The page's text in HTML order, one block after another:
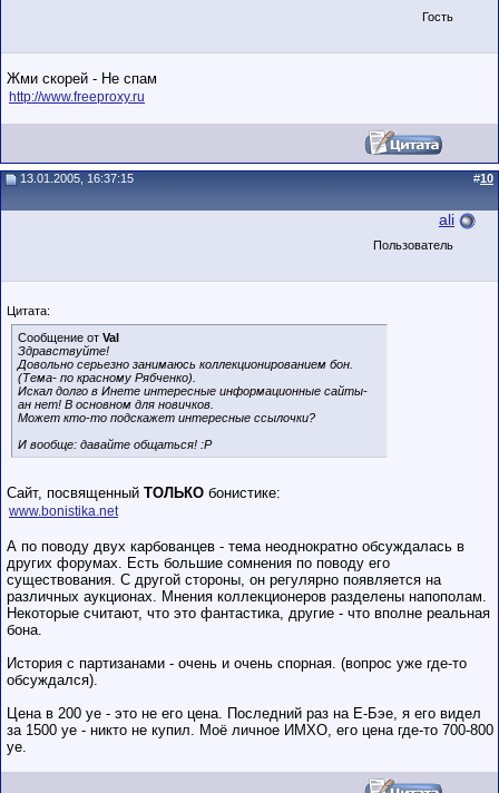
Гость
Жми скорей - Не спам
http://www.freeproxy.ru
13.01.2005, 16:37:15 #10
ali
Пользователь
Цитата:
Сообщение от Val
Здравствуйте!
Довольно серьезно занимаюсь коллекционированием бон.
(Тема- по красному Рябченко).
Искал долго в Инете интересные информационные сайты-
ан нет! В основном для новичков.
Может кто-то подскажет интересные ссылочки?
И вообще: давайте общаться! :P
Сайт, посвященный ТОЛЬКО бонистике:
www.bonistika.net
А по поводу двух карбованцев - тема неоднократно обсуждалась в
других форумах. Есть большие сомнения по поводу его
существования. С другой стороны, он регулярно появляется на
различных аукционах. Мнения коллекционеров разделены напополам.
Некоторые считают, что это фантастика, другие - что вполне реальная
бона.
История с партизанами - очень и очень спорная. (вопрос уже где-то
обсуждался).
Цена в 200 уе - это не его цена. Последний раз на Е-Бэе, я его видел
за 1500 уе - никто не купил. Моё личное ИМХО, его цена где-то 700-800
уе.